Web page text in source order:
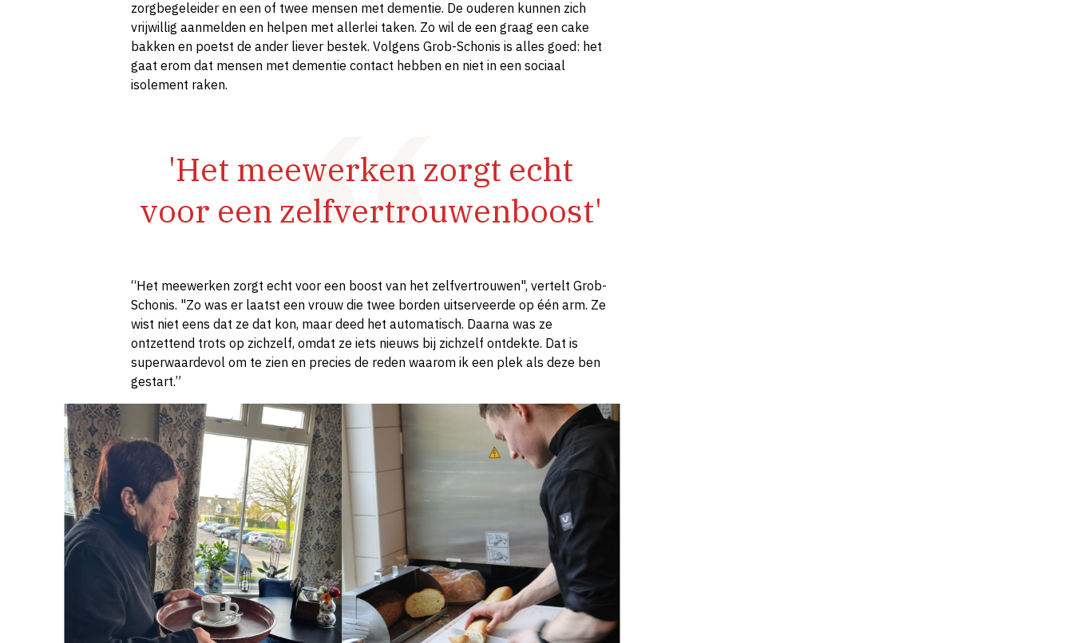
zorgbegeleider en een of twee mensen met dementie. De ouderen kunnen zich
vrijwillig aanmelden en helpen met allerlei taken. Zo wil de een graag een cake
bakken en poetst de ander liever bestek. Volgens Grob-Schonis is alles goed: het
gaat erom dat mensen met dementie contact hebben en niet in een sociaal
isolement raken.
'Het meewerken zorgt echt
voor een zelfvertrouwenboost'
“Het meewerken zorgt echt voor een boost van het zelfvertrouwen", vertelt Grob-
Schonis. "Zo was er laatst een vrouw die twee borden uitserveerde op één arm. Ze
wist niet eens dat ze dat kon, maar deed het automatisch. Daarna was ze
ontzettend trots op zichzelf, omdat ze iets nieuws bij zichzelf ontdekte. Dat is
superwaardevol om te zien en precies de reden waarom ik een plek als deze ben
gestart.”